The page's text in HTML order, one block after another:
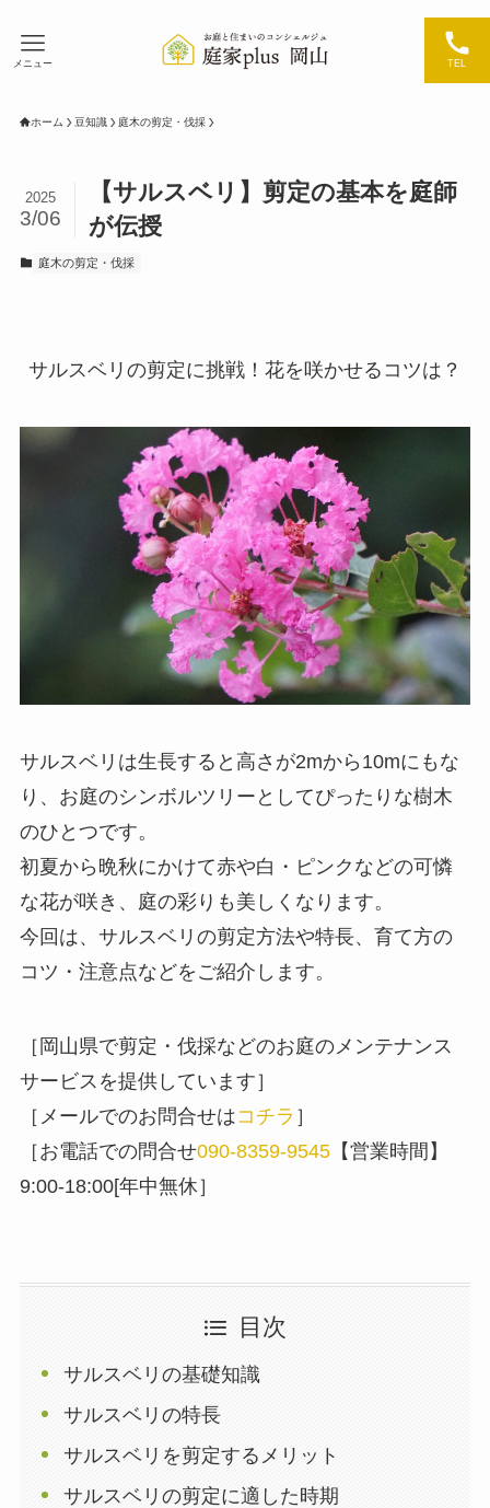
TEL
メニュー
ホーム 豆知識 庭木の剪定・伐採
【サルスベリ】剪定の基本を庭師
が伝授
2025
3/06
庭木の剪定・伐採
サルスベリの剪定に挑戦！花を咲かせるコツは？
サルスベリは生長すると高さが2mから10mにもな
り、お庭のシンボルツリーとしてぴったりな樹木
のひとつです。
初夏から晩秋にかけて赤や白・ピンクなどの可憐
な花が咲き、庭の彩りも美しくなります。
今回は、サルスベリの剪定方法や特長、育て方の
コツ・注意点などをご紹介します。
［岡山県で剪定・伐採などのお庭のメンテナンス
サービスを提供しています］
［メールでのお問合せはコチラ ］
［お電話での問合せ090-8359-9545【営業時間】
9:00-18:00[年中無休］
目次
サルスベリの基礎知識
サルスベリの特長
サルスベリを剪定するメリット
サルスベリの剪定に適した時期